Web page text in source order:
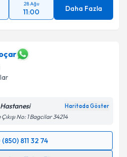
28 Ağu
11:00 Daha Fazla
Haritada Göster
No: 1 Bagcilar 34214
(850) 811 32 74
Talebi